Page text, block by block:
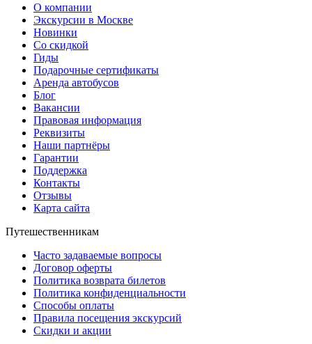
О компании
Экскурсии в Москве
Новинки
Со скидкой
Гиды
Подарочные сертификаты
Аренда автобусов
Блог
Вакансии
Правовая информация
Реквизиты
Наши партнёры
Гарантии
Поддержка
Контакты
Отзывы
Карта сайта
Путешественникам
Часто задаваемые вопросы
Договор оферты
Политика возврата билетов
Политика конфиденциальности
Способы оплаты
Правила посещения экскурсий
Скидки и акции